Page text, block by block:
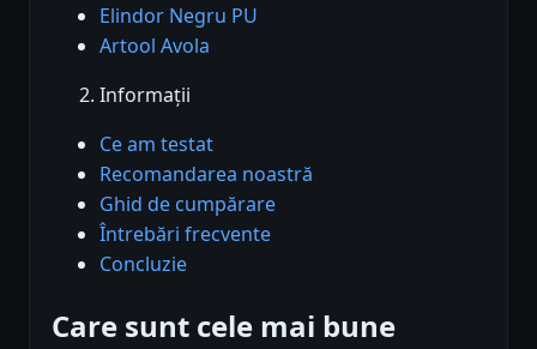
Elindor Negru PU
Artool Avola
Informații
Ce am testat
Recomandarea noastră
Ghid de cumpărare
Întrebări frecvente
Concluzie
Care sunt cele mai bune